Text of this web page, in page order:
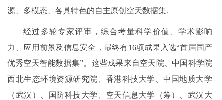
源、多模态、各具特色的自主原创空天数据集。
经过多轮专家评审，综合考量科学价值、学术影响
力、应用前景及信息安全，最终有16项成果入选“首届国产
优秀空天智能数据集”。这些成果来自空天院、中国科学院
西北生态环境资源研究院、香港科技大学、中国地质大学
（武汉）、国防科技大学、空天信息大学（筹）、武汉大